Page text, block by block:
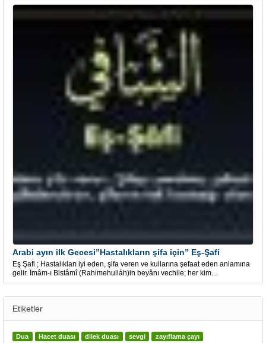
Arabi ayın ilk Gecesi”Hastalıkların şifa için” Eş-Şafi
Eş Şafi ; Hastalıkları iyi eden, şifa veren ve kullarına şefaat eden anlamına
gelir. İmâm-ı Bistâmî (Rahimehulláh)in beyânı vechile; her kim...
Etiketler
Dua Hacet duası dilek duası sevgi zayıflama çayı